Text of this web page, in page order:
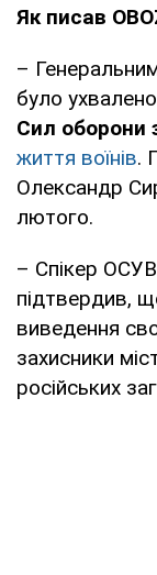
Як писав
–
було
Сил оборони
життя воїнів.
Олександр
лютого.
– Спікер
підтвердив,
виведення
захисники
російських